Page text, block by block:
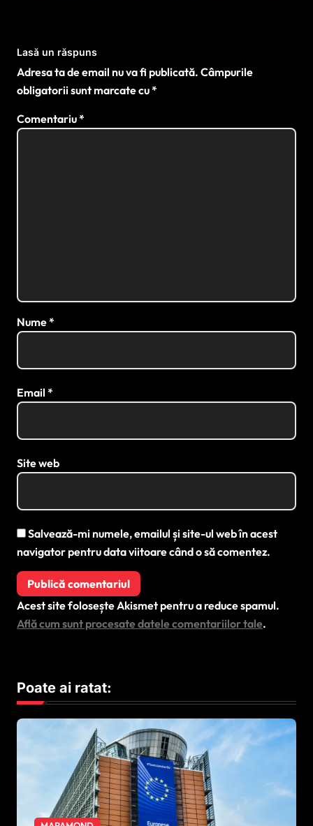
Lasă un răspuns
Adresa ta de email nu va fi publicată. Câmpurile
obligatorii sunt marcate cu*
Comentariu*
Nume*
Email *
Site web
Salvează-mi numele, emailul și site-ul web în acest
navigator pentru data viitoare când o să comentez.
Acest site folosește Akismet pentru a reduce spamul.
Află cum sunt procesate datele comentariilor tale.
Poate ai ratat: